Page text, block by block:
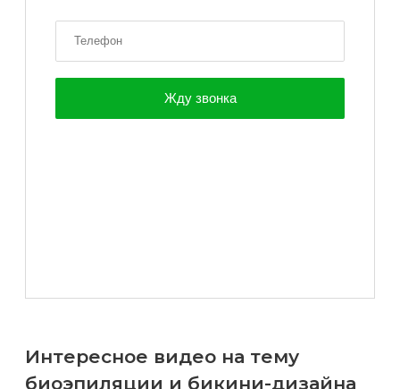
Интересное видео на тему
биоэпиляции и бикини-дизайна